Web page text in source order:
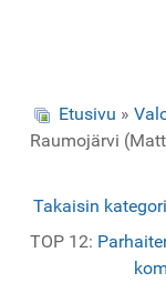
Etusivu »
Raumojärvi
Takaisin
TOP 12: